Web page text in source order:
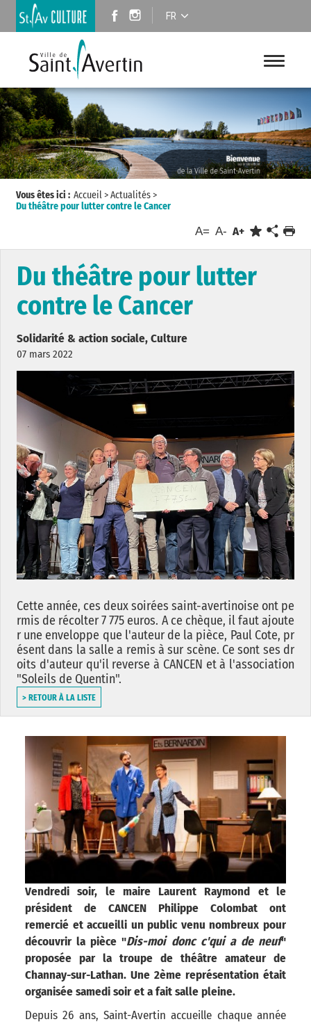
FR
Vous êtes ici : Accueil>Actualités>
Du théâtre pour lutter contre le Cancer
A= A- A+
Du théâtre pour lutter
contre le Cancer
Solidarité & action sociale, Culture
07 mars 2022
Cette année, ces deux soirées saint-avertinoise ont pe
rmis de récolter 7 775 euros. A ce chèque, il faut ajoute
r une enveloppe que l'auteur de la pièce, Paul Cote, pr
ésent dans la salle a remis à sur scène. Ce sont ses dr
oits d'auteur qu'il reverse à CANCEN et à l'association
"Soleils de Quentin".
> RETOUR À LA LISTE
Vendredi soir, le maire Laurent Raymond et le
président de CANCEN Philippe Colombat ont
remercié et accueilli un public venu nombreux pour
découvrir la pièce "Dis-moi donc c'qui a de neuf"
proposée par la troupe de théâtre amateur de
Channay-sur-Lathan. Une 2ème représentation était
organisée samedi soir et a fait salle pleine.
Depuis 26 ans, Saint-Avertin accueille chaque année